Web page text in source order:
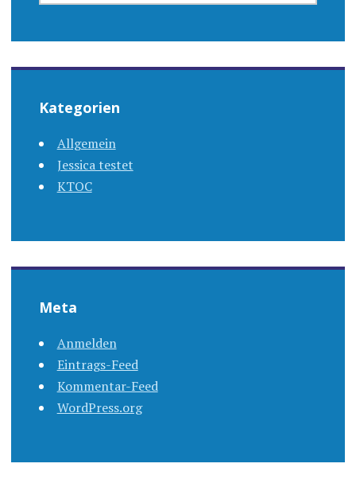
Kategorien
Allgemein
Jessica testet
KTOC
Meta
Anmelden
Eintrags-Feed
Kommentar-Feed
WordPress.org